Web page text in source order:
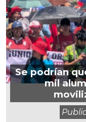
Se podrían
mil